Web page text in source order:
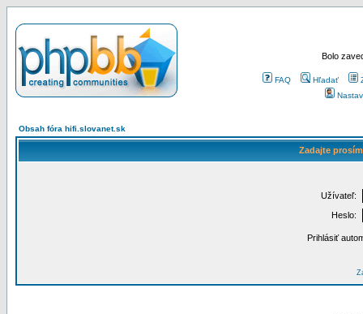
Bolo
FAQ Hľadať
Obsah fóra hifi.slovanet.sk
Zadajte
Užívateľ:
Heslo:
Prihlásiť